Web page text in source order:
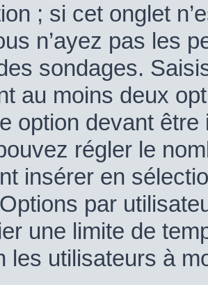
; si cet onglet
n’ayez pas les
sondages.
au moins deux
option devant
régler le
insérer en
par
une limite de
les utilisateurs à